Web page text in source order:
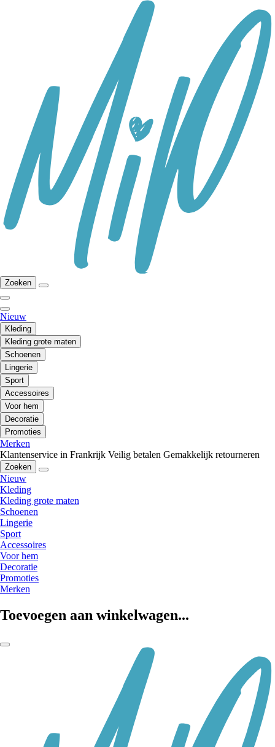
Zoeken
Nieuw
Kleding
Kleding grote maten
Schoenen
Lingerie
Sport
Accessoires
Voor hem
Decoratie
Promoties
Merken
Klantenservice in Frankrijk Veilig betalen Gemakkelijk retourneren
Zoeken
Nieuw
Kleding
Kleding grote maten
Schoenen
Lingerie
Sport
Accessoires
Voor hem
Decoratie
Promoties
Merken
Toevoegen aan winkelwagen...